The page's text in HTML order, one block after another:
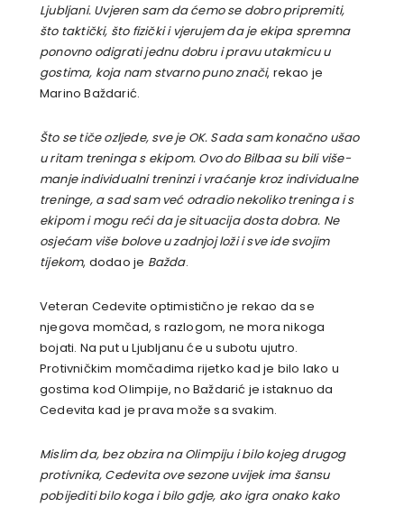
Ljubljani. Uvjeren sam da ćemo se dobro pripremiti,
što taktički, što fizički i vjerujem da je ekipa spremna
ponovno odigrati jednu dobru i pravu utakmicu u
gostima, koja nam stvarno puno znači, rekao je
Marino Baždarić.
Što se tiče ozljede, sve je OK. Sada sam konačno ušao
u ritam treninga s ekipom. Ovo do Bilbaa su bili više-
manje individualni treninzi i vraćanje kroz individualne
treninge, a sad sam već odradio nekoliko treninga i s
ekipom i mogu reći da je situacija dosta dobra. Ne
osjećam više bolove u zadnjoj loži i sve ide svojim
tijekom, dodao je Bažda.
Veteran Cedevite optimistično je rekao da se
njegova momčad, s razlogom, ne mora nikoga
bojati. Na put u Ljubljanu će u subotu ujutro.
Protivničkim momčadima rijetko kad je bilo lako u
gostima kod Olimpije, no Baždarić je istaknuo da
Cedevita kad je prava može sa svakim.
Mislim da, bez obzira na Olimpiju i bilo kojeg drugog
protivnika, Cedevita ove sezone uvijek ima šansu
pobijediti bilo koga i bilo gdje, ako igra onako kako